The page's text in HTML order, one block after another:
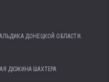
ДОНЕЦКОЙ ОБЛАСТИ.
ДЮЖИНА ШАХТЕРА